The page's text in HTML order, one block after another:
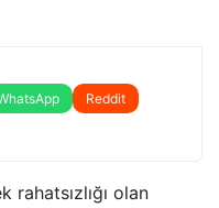
Reddit
rahatsızlığı olan